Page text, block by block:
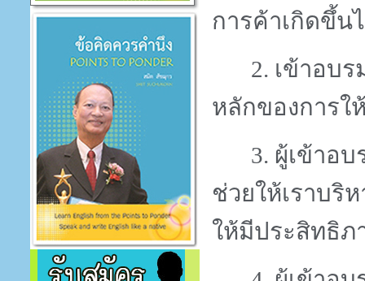
การค้าเกิดขึ้น
2. เข้าอบ
หลักของการใ
3. ผู้เข้าอบ
ช่วยให้เราบริ
ให้มีประสิทธิภ